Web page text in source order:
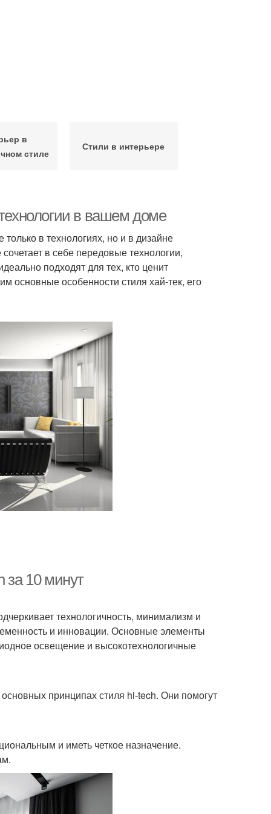
в
стиле
Стили в интерьере
в вашем доме
в технологиях, но и в дизайне
в себе передовые технологии,
подходят для тех, кто ценит
основные особенности стиля хай-тек, его
за 10 минут
технологичность, минимализм и
и инновации. Основные элементы
освещение и высокотехнологичные
принципах стиля hi-tech. Они помогут
и иметь четкое назначение.